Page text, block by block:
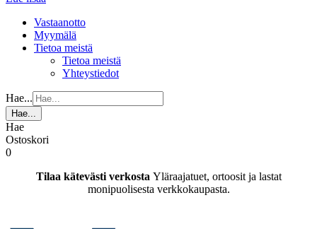
Vastaanotto
Myymälä
Tietoa meistä
Tietoa meistä
Yhteystiedot
Hae...
Hae...
Hae
Ostoskori
0
Tilaa kätevästi verkosta Yläraajatuet, ortoosit ja lastat
monipuolisesta verkkokaupasta.